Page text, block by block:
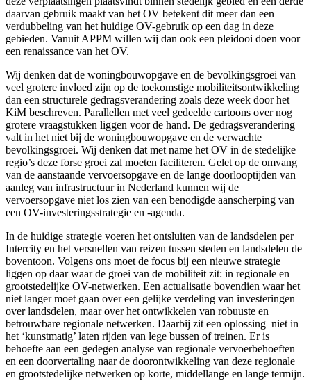
daarvan gebruik maakt van het OV betekent dit meer dan een
verdubbeling van het huidige OV-gebruik op een dag in deze
gebieden. Vanuit APPM willen wij dan ook een pleidooi doen voor
een renaissance van het OV.
Wij denken dat de woningbouwopgave en de bevolkingsgroei van
veel grotere invloed zijn op de toekomstige mobiliteitsontwikkeling
dan een structurele gedragsverandering zoals deze week door het
KiM beschreven. Parallellen met veel gedeelde cartoons over nog
grotere vraagstukken liggen voor de hand. De gedragsverandering
valt in het niet bij de woningbouwopgave en de verwachte
bevolkingsgroei. Wij denken dat met name het OV in de stedelijke
regio’s deze forse groei zal moeten faciliteren. Gelet op de omvang
van de aanstaande vervoersopgave en de lange doorlooptijden van
aanleg van infrastructuur in Nederland kunnen wij de
vervoersopgave niet los zien van een benodigde aanscherping van
een OV-investeringsstrategie en -agenda.
In de huidige strategie voeren het ontsluiten van de landsdelen per
Intercity en het versnellen van reizen tussen steden en landsdelen de
boventoon. Volgens ons moet de focus bij een nieuwe strategie
liggen op daar waar de groei van de mobiliteit zit: in regionale en
grootstedelijke OV-netwerken. Een actualisatie bovendien waar het
niet langer moet gaan over een gelijke verdeling van investeringen
over landsdelen, maar over het ontwikkelen van robuuste en
betrouwbare regionale netwerken. Daarbij zit een oplossing niet in
het ‘kunstmatig’ laten rijden van lege bussen of treinen. Er is
behoefte aan een gedegen analyse van regionale vervoerbehoeften
en een doorvertaling naar de doorontwikkeling van deze regionale
en grootstedelijke netwerken op korte, middellange en lange termijn.